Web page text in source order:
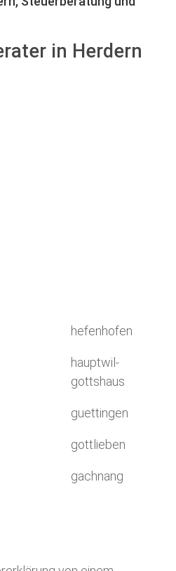
in Herdern
hefenhofen
hauptwil-
gottshaus
guettingen
gottlieben
gachnang